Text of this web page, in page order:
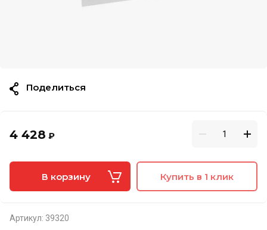
4 428 ₽
В корзину Купить в 1 клик
Артикул: 39320
Поделиться